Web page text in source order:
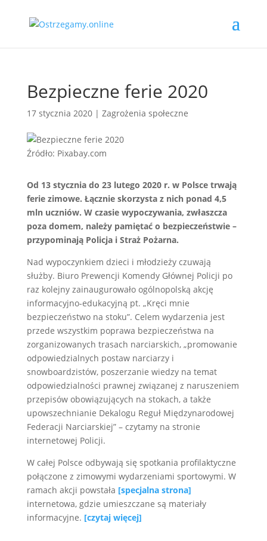
Bezpieczne ferie 2020
17 stycznia 2020| Zagrożenia społeczne
Źródło: Pixabay.com
Od 13 stycznia do 23 lutego 2020 r. w Polsce trwają
ferie zimowe. Łącznie skorzysta z nich ponad 4,5
mln uczniów. W czasie wypoczywania, zwłaszcza
poza domem, należy pamiętać o bezpieczeństwie –
przypominają Policja i Straż Pożarna.
Nad wypoczynkiem dzieci i młodzieży czuwają
służby. Biuro Prewencji Komendy Głównej Policji po
raz kolejny zainaugurowało ogólnopolską akcję
informacyjno-edukacyjną pt. „Kręci mnie
bezpieczeństwo na stoku”. Celem wydarzenia jest
przede wszystkim poprawa bezpieczeństwa na
zorganizowanych trasach narciarskich, „promowanie
odpowiedzialnych postaw narciarzy i
snowboardzistów, poszerzanie wiedzy na temat
odpowiedzialności prawnej związanej z naruszeniem
przepisów obowiązujących na stokach, a także
upowszechnianie Dekalogu Reguł Międzynarodowej
Federacji Narciarskiej” – czytamy na stronie
internetowej Policji.
W całej Polsce odbywają się spotkania profilaktyczne
połączone z zimowymi wydarzeniami sportowymi. W
ramach akcji powstała [specjalna strona]
internetowa, gdzie umieszczane są materiały
informacyjne. [czytaj więcej]